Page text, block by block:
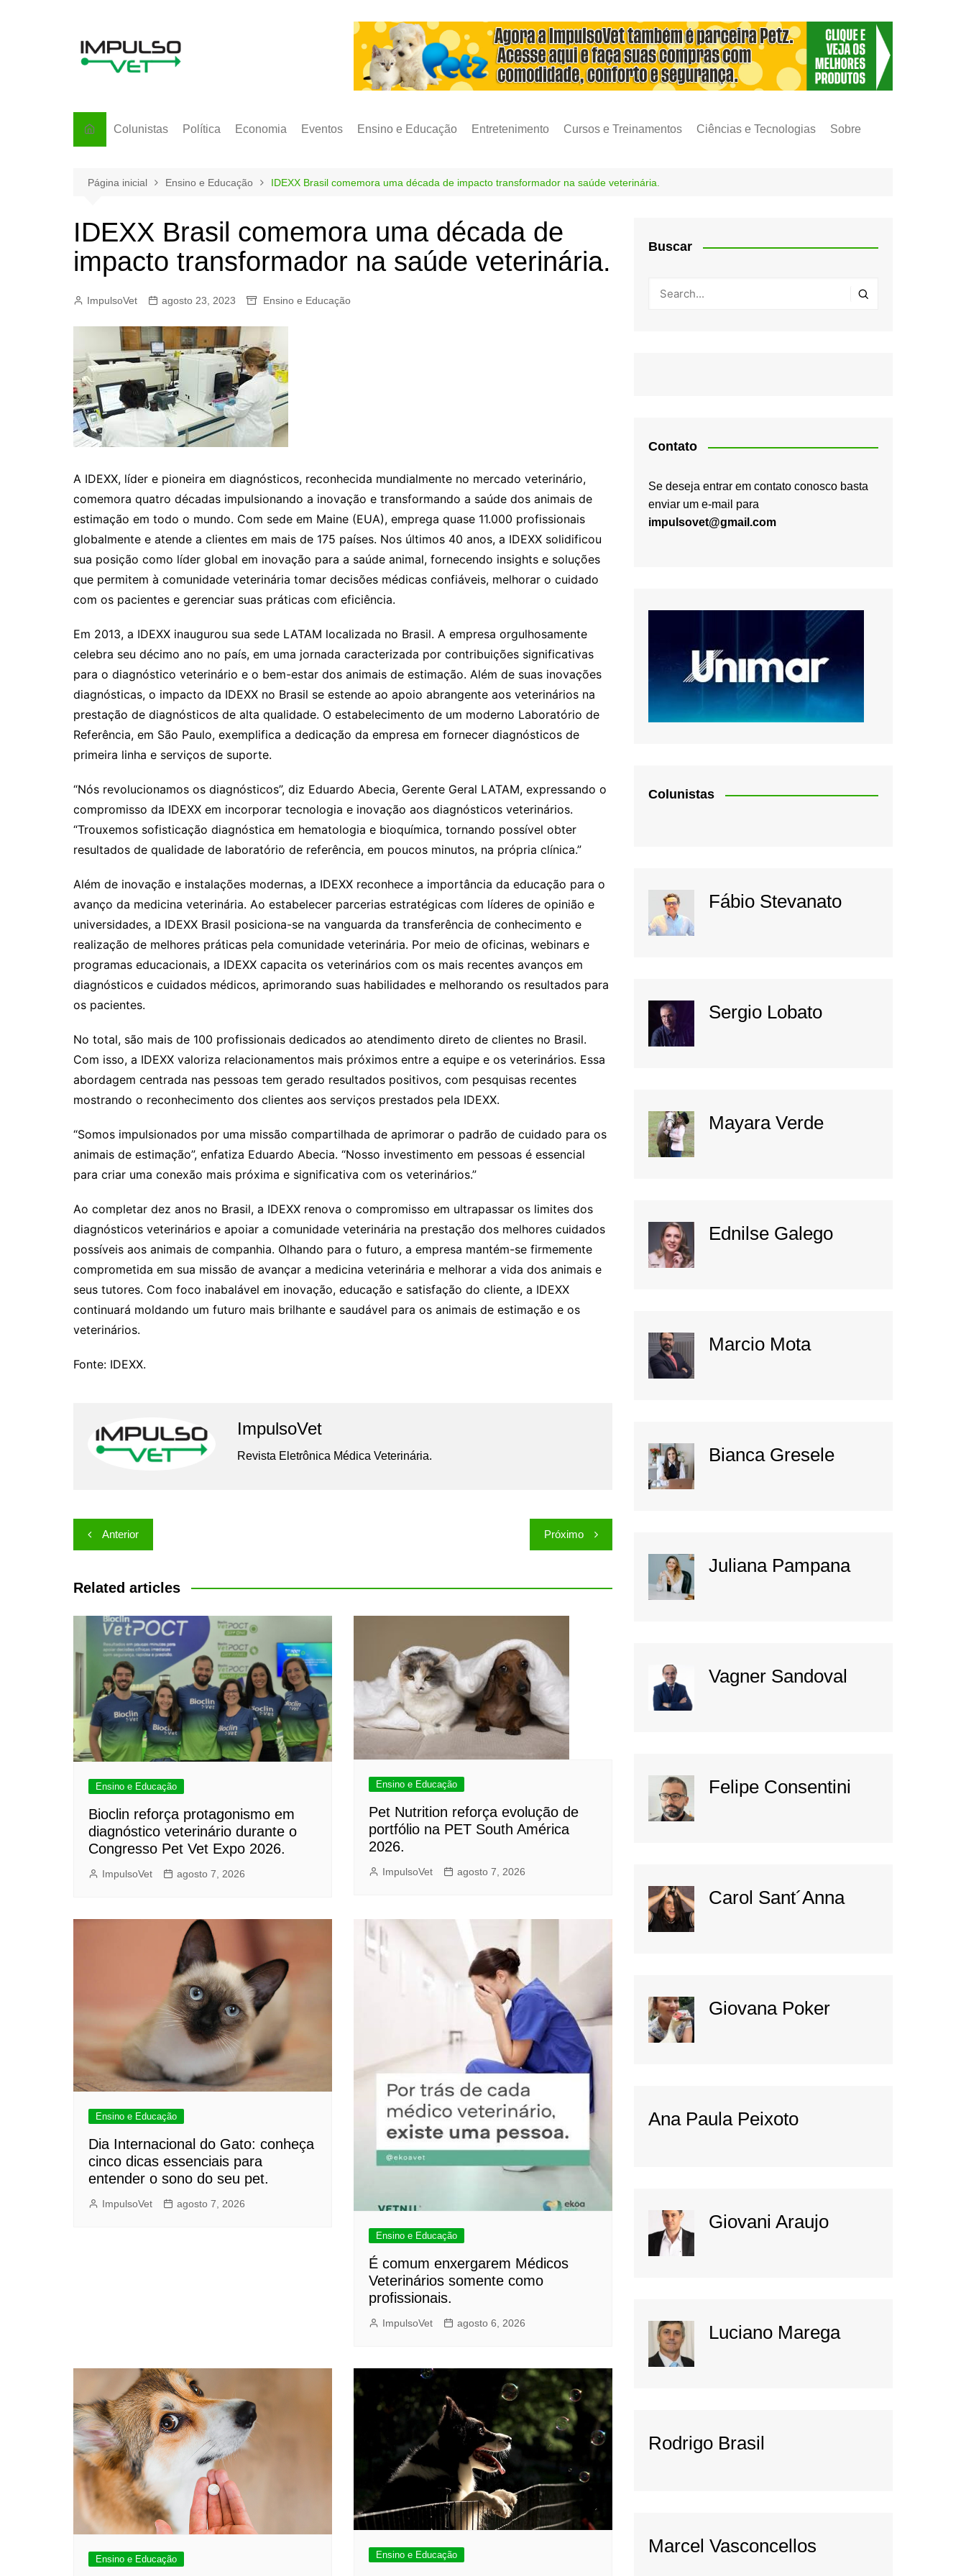
Colunistas Política Economia Eventos Ensino e Educação Entretenimento Cursos e Treinamentos Ciências e Tecnologias Sobre
Página inicial Ensino e Educação IDEXX Brasil comemora uma década de impacto transformador na saúde veterinária.
IDEXX Brasil comemora uma década de
impacto transformador na saúde veterinária.
ImpulsoVet agosto 23, 2023 Ensino e Educação
A IDEXX, líder e pioneira em diagnósticos, reconhecida mundialmente no mercado veterinário,
comemora quatro décadas impulsionando a inovação e transformando a saúde dos animais de
estimação em todo o mundo. Com sede em Maine (EUA), emprega quase 11.000 profissionais
globalmente e atende a clientes em mais de 175 países. Nos últimos 40 anos, a IDEXX solidificou
sua posição como líder global em inovação para a saúde animal, fornecendo insights e soluções
que permitem à comunidade veterinária tomar decisões médicas confiáveis, melhorar o cuidado
com os pacientes e gerenciar suas práticas com eficiência.
Em 2013, a IDEXX inaugurou sua sede LATAM localizada no Brasil. A empresa orgulhosamente
celebra seu décimo ano no país, em uma jornada caracterizada por contribuições significativas
para o diagnóstico veterinário e o bem-estar dos animais de estimação. Além de suas inovações
diagnósticas, o impacto da IDEXX no Brasil se estende ao apoio abrangente aos veterinários na
prestação de diagnósticos de alta qualidade. O estabelecimento de um moderno Laboratório de
Referência, em São Paulo, exemplifica a dedicação da empresa em fornecer diagnósticos de
primeira linha e serviços de suporte.
“Nós revolucionamos os diagnósticos”, diz Eduardo Abecia, Gerente Geral LATAM, expressando o
compromisso da IDEXX em incorporar tecnologia e inovação aos diagnósticos veterinários.
“Trouxemos sofisticação diagnóstica em hematologia e bioquímica, tornando possível obter
resultados de qualidade de laboratório de referência, em poucos minutos, na própria clínica.”
Além de inovação e instalações modernas, a IDEXX reconhece a importância da educação para o
avanço da medicina veterinária. Ao estabelecer parcerias estratégicas com líderes de opinião e
universidades, a IDEXX Brasil posiciona-se na vanguarda da transferência de conhecimento e
realização de melhores práticas pela comunidade veterinária. Por meio de oficinas, webinars e
programas educacionais, a IDEXX capacita os veterinários com os mais recentes avanços em
diagnósticos e cuidados médicos, aprimorando suas habilidades e melhorando os resultados para
os pacientes.
No total, são mais de 100 profissionais dedicados ao atendimento direto de clientes no Brasil.
Com isso, a IDEXX valoriza relacionamentos mais próximos entre a equipe e os veterinários. Essa
abordagem centrada nas pessoas tem gerado resultados positivos, com pesquisas recentes
mostrando o reconhecimento dos clientes aos serviços prestados pela IDEXX.
“Somos impulsionados por uma missão compartilhada de aprimorar o padrão de cuidado para os
animais de estimação”, enfatiza Eduardo Abecia. “Nosso investimento em pessoas é essencial
para criar uma conexão mais próxima e significativa com os veterinários.”
Ao completar dez anos no Brasil, a IDEXX renova o compromisso em ultrapassar os limites dos
diagnósticos veterinários e apoiar a comunidade veterinária na prestação dos melhores cuidados
possíveis aos animais de companhia. Olhando para o futuro, a empresa mantém-se firmemente
comprometida em sua missão de avançar a medicina veterinária e melhorar a vida dos animais e
seus tutores. Com foco inabalável em inovação, educação e satisfação do cliente, a IDEXX
continuará moldando um futuro mais brilhante e saudável para os animais de estimação e os
veterinários.
Fonte: IDEXX.
ImpulsoVet
Revista Eletrônica Médica Veterinária.
Navegação
de
Post
Anterior Próximo
Related articles
Ensino e Educação
Bioclin reforça protagonismo em
diagnóstico veterinário durante o
Congresso Pet Vet Expo 2026.
ImpulsoVet agosto 7, 2026
Ensino e Educação
Pet Nutrition reforça evolução de
portfólio na PET South América
2026.
ImpulsoVet agosto 7, 2026
Ensino e Educação
Dia Internacional do Gato: conheça
cinco dicas essenciais para
entender o sono do seu pet.
ImpulsoVet agosto 7, 2026
Ensino e Educação
É comum enxergarem Médicos
Veterinários somente como
profissionais.
ImpulsoVet agosto 6, 2026
Ensino e Educação Ensino e Educação
Buscar
Contato
Se deseja entrar em contato conosco basta
enviar um e-mail para
impulsovet@gmail.com
Colunistas
Fábio Stevanato
Sergio Lobato
Mayara Verde
Ednilse Galego
Marcio Mota
Bianca Gresele
Juliana Pampana
Vagner Sandoval
Felipe Consentini
Carol Sant´Anna
Giovana Poker
Ana Paula Peixoto
Giovani Araujo
Luciano Marega
Rodrigo Brasil
Marcel Vasconcellos